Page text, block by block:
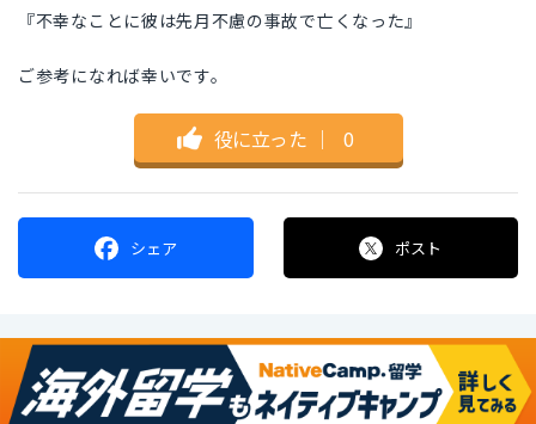
『不幸なことに彼は先月不慮の事故で亡くなった』
ご参考になれば幸いです。
役に立った ｜ 0
シェア ポスト